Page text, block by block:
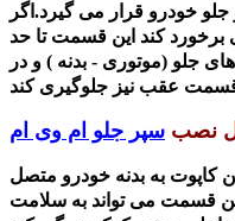
خودرو قرار می گیرد.اگر
برخورد کند این قسمت تا حد
جلو (موتوری - بدنه ) و در
نصب
کاپوت به بدنه خودرو متصل
قسمت می تواند به سلامت